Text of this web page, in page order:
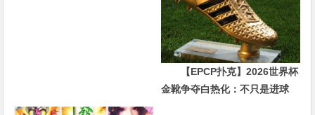
【EPCP扑克】2026世界杯
金靴争夺白热化：不只是进球